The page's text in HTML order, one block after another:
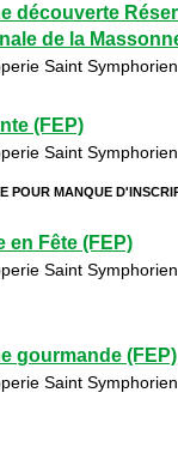
découverte
de la
Saint Symphorien
(FEP)
Saint Symphorien
POUR MANQUE
en Fête (FEP)
Saint Symphorien
gourmande (FEP)
Saint Symphorien